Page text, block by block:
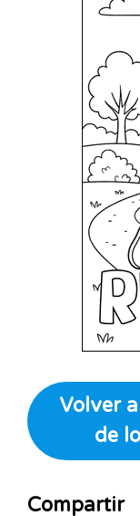
Volver
de
Compartir